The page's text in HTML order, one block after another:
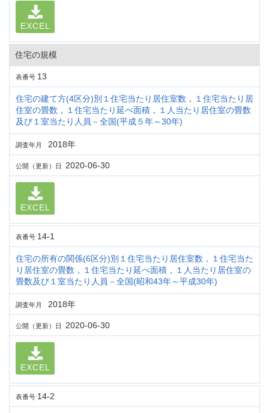
EXCEL
住宅の規模
表番号 13
住宅の建て方(4区分)別１住宅当たり居住室数，１住宅当たり居
住室の畳数，１住宅当たり延べ面積，１人当たり居住室の畳数
及び１室当たり人員－全国(平成５年～30年)
調査年月 2018年
公開（更新）日 2020-06-30
EXCEL
表番号 14-1
住宅の所有の関係(6区分)別１住宅当たり居住室数，１住宅当た
り居住室の畳数，１住宅当たり延べ面積，１人当たり居住室の
畳数及び１室当たり人員－全国(昭和43年～平成30年)
調査年月 2018年
公開（更新）日 2020-06-30
EXCEL
表番号 14-2